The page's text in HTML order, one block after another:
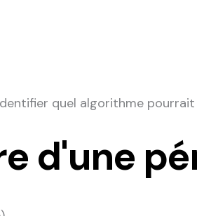
quel algorithme
d'une